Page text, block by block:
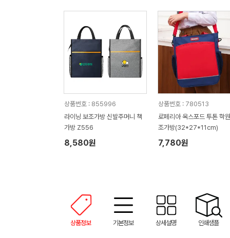
상품번호 : 855996
라이닝 보조가방 신발주머니 책
가방 Z556
8,580원
상품번호 : 780513
로페리아 옥스포드 투톤 학
조가방(32*27*11cm)
7,780원
상품정보 기본정보 상세설명 인쇄샘플